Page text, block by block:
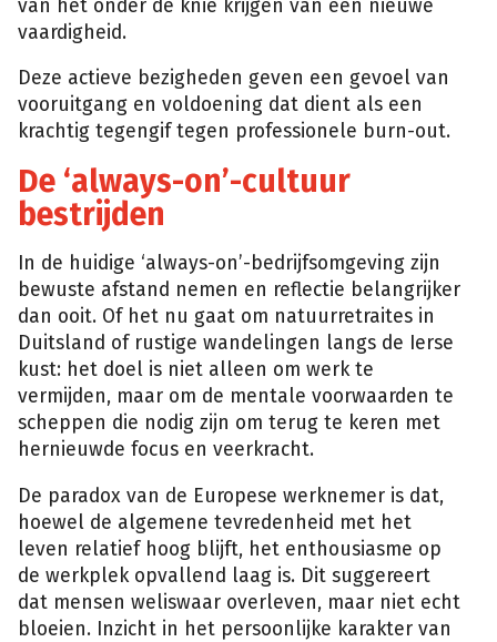
van het onder de knie krijgen van een nieuwe
vaardigheid.
Deze actieve bezigheden geven een gevoel van
vooruitgang en voldoening dat dient als een
krachtig tegengif tegen professionele burn-out.
De ‘always-on’-cultuur
bestrijden
In de huidige ‘always-on’-bedrijfsomgeving zijn
bewuste afstand nemen en reflectie belangrijker
dan ooit. Of het nu gaat om natuurretraites in
Duitsland of rustige wandelingen langs de Ierse
kust: het doel is niet alleen om werk te
vermijden, maar om de mentale voorwaarden te
scheppen die nodig zijn om terug te keren met
hernieuwde focus en veerkracht.
De paradox van de Europese werknemer is dat,
hoewel de algemene tevredenheid met het
leven relatief hoog blijft, het enthousiasme op
de werkplek opvallend laag is. Dit suggereert
dat mensen weliswaar overleven, maar niet echt
bloeien. Inzicht in het persoonlijke karakter van